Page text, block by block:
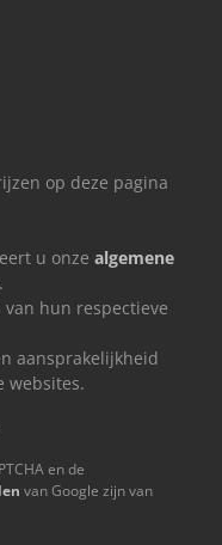
op deze pagina
u onze algemene
.
hun respectieve
aansprakelijkheid
websites.
en de
van Google zijn van